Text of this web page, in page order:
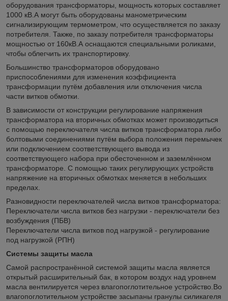
оборудования трансформаторы, мощность которых составляет
1000 кВ.А могут быть оборудованы манометрическим
сигнализирующим термометром, что осуществляется по заказу
потребителя. Также, по заказу потребителя трансформаторы
мощностью от 160кВ.А оснащаются специальными роликами,
чтобы облегчить их транспортировку.
Большинство трансформаторов оборудовано
приспособлениями для изменения коэффициента
трансформации путём добавления или отключения числа
части витков обмотки.
В зависимости от конструкции регулирование напряжения
трансформатора на вторичных обмотках может производиться
с помощью переключателя числа витков трансформатора либо
болтовыми соединениями путём выбора положения перемычек
или подключением соответствующего вывода из
соответствующего набора при обесточенном и заземлённом
трансформаторе. С помощью таких регулирующих устройств
напряжение на вторичных обмотках меняется в небольших
пределах.
Разновидности переключателей числа витков трансформатора:
Переключатели числа витков без нагрузки - переключатели без
возбуждения (ПБВ)
Переключатели числа витков под нагрузкой - регулирование
под нагрузкой (РПН)
Системы защиты масла
Самой распространённой системой защиты масла является
открытый расширительный бак, в котором воздух над уровнем
масла вентилируется через влагопоглотительное устройство.Во
влагопоглотительном устройстве засыпаны гранулы силикагеля